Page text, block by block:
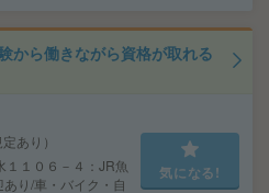
から働きながら資格が取れる
あり）
１０６－４：JR魚
り/車・バイク・自
気になる!